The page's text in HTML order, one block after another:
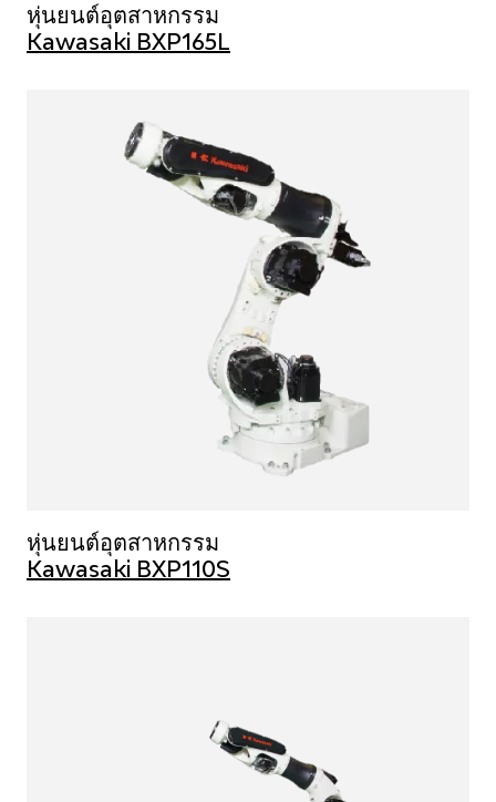
หุ่นยนต์อุตสาหกรรม
Kawasaki BXP165L
หุ่นยนต์อุตสาหกรรม
Kawasaki BXP110S